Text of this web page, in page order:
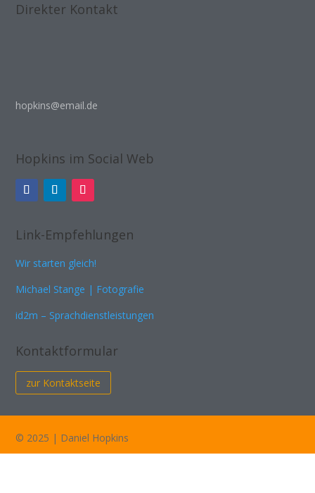
Direkter Kontakt
hopkins@email.de
Hopkins im Social Web
Link-Empfehlungen
Wir starten gleich!
Michael Stange | Fotografie
id2m – Sprachdienstleistungen
Kontaktformular
zur Kontaktseite
© 2025 | Daniel Hopkins